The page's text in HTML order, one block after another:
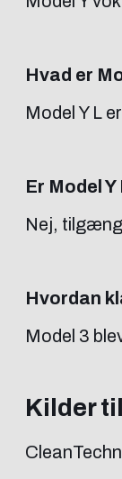
Hvad er
Model Y L
Er Model
Nej,
Hvordan
Model 3
Kilder